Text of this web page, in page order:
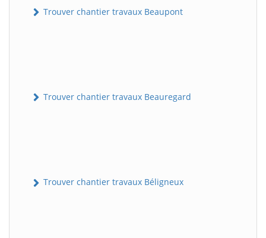
Trouver chantier travaux Beaupont
Trouver chantier travaux Beauregard
Trouver chantier travaux Béligneux